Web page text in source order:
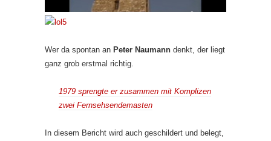
Wer da spontan an Peter Naumann denkt, der liegt
ganz grob erstmal richtig.
1979 sprengte er zusammen mit Komplizen
zwei Fernsehsendemasten
In diesem Bericht wird auch geschildert und belegt,